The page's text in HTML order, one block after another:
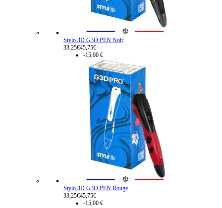
Stylo 3D G3D PEN Noir
33,25€45,75€
-15,00 €
Stylo 3D G3D PEN Rouge
33,25€45,75€
-15,00 €